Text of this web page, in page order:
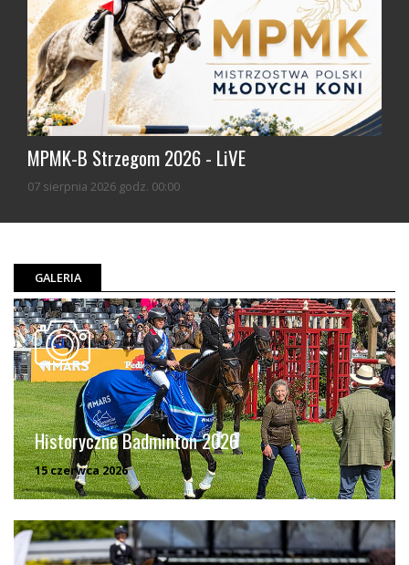
MPMK-B Strzegom 2026 - LiVE
07 sierpnia 2026 godz. 00:00
GALERIA
Historyczne Badminton 2026
15 czerwca 2026